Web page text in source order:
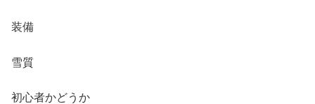
装備
雪質
初心者かどうか